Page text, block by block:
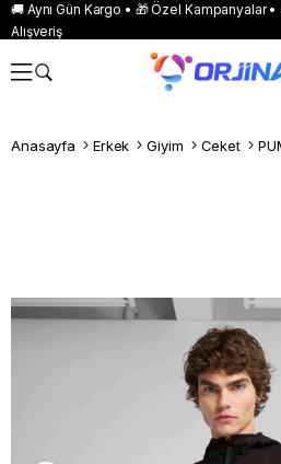
🚚 Aynı Gün Kargo • 🎁 Özel Kampanyalar •
Alışveriş
Anasayfa Erkek Giyim Ceket